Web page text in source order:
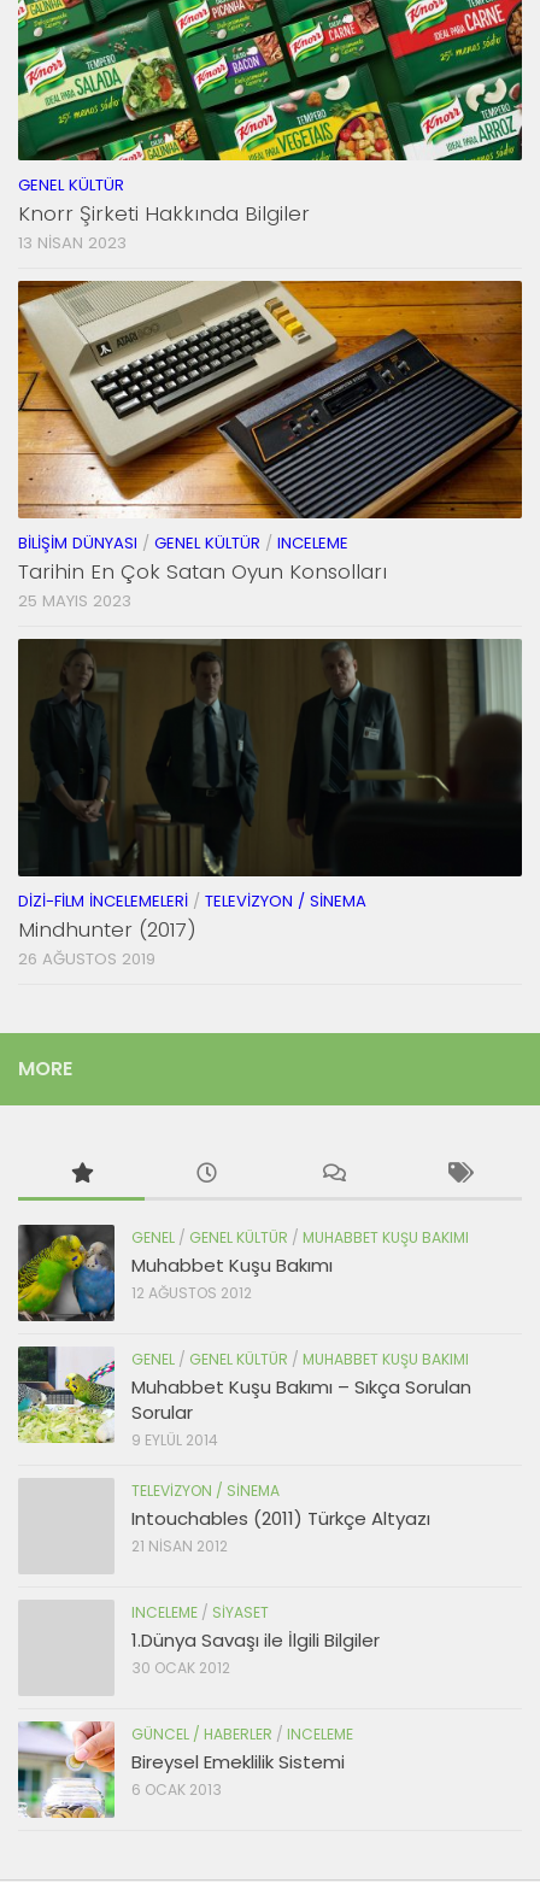
GENEL KÜLTÜR
Knorr Şirketi Hakkında Bilgiler
13 NISAN 2023
BILIŞIM DÜNYASI / GENEL KÜLTÜR / INCELEME
Tarihin En Çok Satan Oyun Konsolları
25 MAYIS 2023
DIZI-FILM İNCELEMELERI / TELEVIZYON / SINEMA
Mindhunter (2017)
26 AĞUSTOS 2019
MORE
GENEL / GENEL KÜLTÜR / MUHABBET KUŞU BAKIMI
Muhabbet Kuşu Bakımı
12 AĞUSTOS 2012
GENEL / GENEL KÜLTÜR / MUHABBET KUŞU BAKIMI
Muhabbet Kuşu Bakımı – Sıkça Sorulan
Sorular
9 EYLÜL 2014
TELEVIZYON / SINEMA
Intouchables (2011) Türkçe Altyazı
21 NISAN 2012
INCELEME / SIYASET
1.Dünya Savaşı ile İlgili Bilgiler
30 OCAK 2012
GÜNCEL / HABERLER / INCELEME
Bireysel Emeklilik Sistemi
6 OCAK 2013